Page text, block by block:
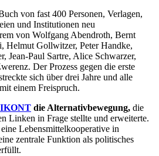
von fast 400 Personen, Verlagen,
und Institutionen neu
von Wolfgang Abendroth, Bernt
Helmut Gollwitzer, Peter Handke,
Jean-Paul Sartre, Alice Schwarzer,
Der Prozess gegen die erste
sich über drei Jahre und alle
einem Freispruch.
die Alternativbewegung, die
Linken in Frage stellte und erweiterte.
Lebensmittelkooperative in
zentrale Funktion als politisches